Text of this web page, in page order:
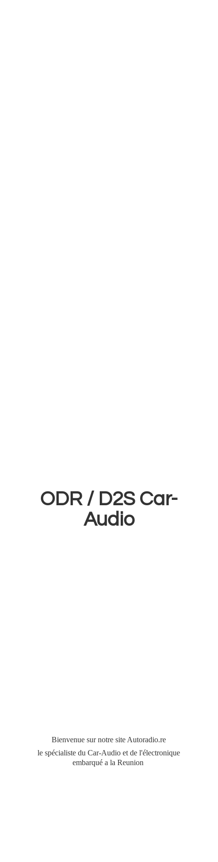
ODR / D2S Car-
Audio
Bienvenue sur notre site Autoradio.re
le spécialiste du Car-Audio et de l'électronique
embarqué a la Reunion